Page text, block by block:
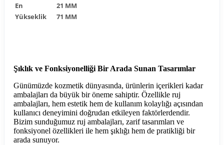
En
21 MM
Yükseklik
71 MM
Şıklık ve Fonksiyonelliği Bir Arada Sunan Tasarımlar
Günümüzde kozmetik dünyasında, ürünlerin içerikleri kadar
ambalajları da büyük bir öneme sahiptir. Özellikle ruj
ambalajları, hem estetik hem de kullanım kolaylığı açısından
kullanıcı deneyimini doğrudan etkileyen faktörlerdendir.
Bizim sunduğumuz ruj ambalajları, zarif tasarımları ve
fonksiyonel özellikleri ile hem şıklığı hem de pratikliği bir
arada sunuyor.